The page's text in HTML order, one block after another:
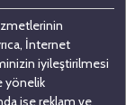
İnternet
iyileştirilmesi
yönelik
ise reklam ve